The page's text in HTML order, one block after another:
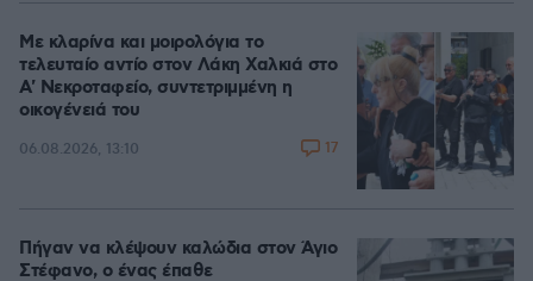
Με κλαρίνα και μοιρολόγια το
τελευταίο αντίο στον Λάκη Χαλκιά στο
A' Νεκροταφείο, συντετριμμένη η
οικογένειά του
06.08.2026, 13:10 17
Πήγαν να κλέψουν καλώδια στον Άγιο
Στέφανο, ο ένας έπαθε